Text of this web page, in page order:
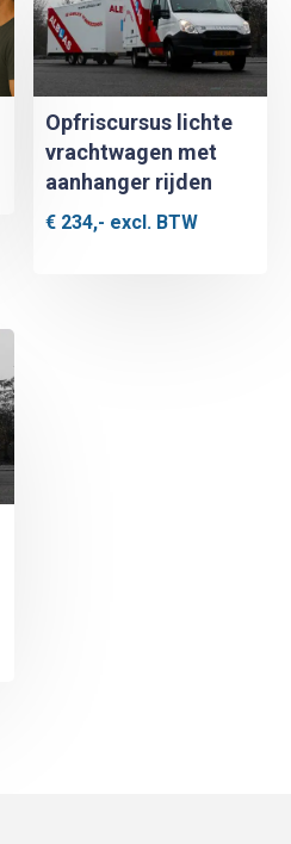
Opfriscursus lichte
vrachtwagen met
aanhanger rijden
€ 234,- excl. BTW